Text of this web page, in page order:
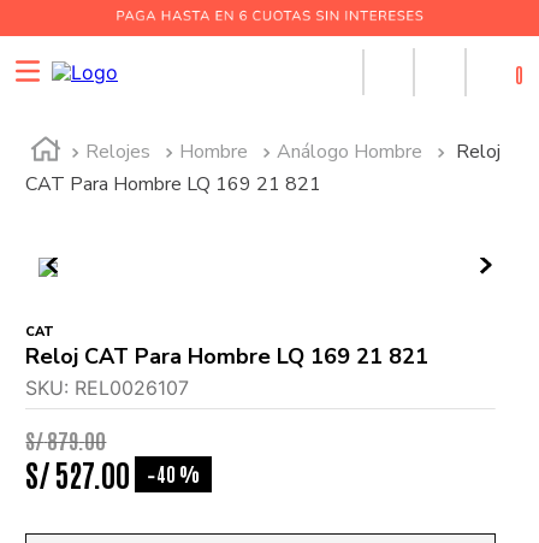
0
Relojes Hombre Análogo Hombre
Reloj
CAT Para Hombre LQ 169 21 821
CAT
Reloj CAT Para Hombre LQ 169 21 821
SKU: REL0026107
S/879.00
S/527. 00 -40 %